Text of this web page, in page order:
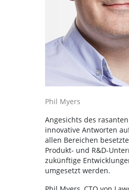
Phil Myers
Angesichts des
innovative Antworten
allen Bereichen
Produkt- und R&D-
zukünftige
umgesetzt werden.